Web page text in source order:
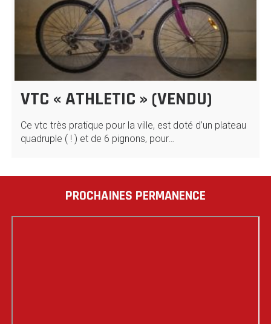
VTC « ATHLETIC » (VENDU)
Ce vtc très pratique pour la ville, est doté d’un plateau
quadruple ( ! ) et de 6 pignons, pour…
PROCHAINES PERMANENCE